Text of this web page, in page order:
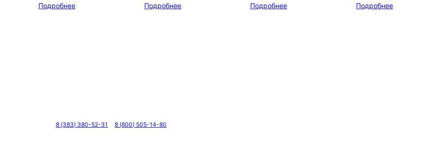
Подробнее Подробнее Подробнее Подробнее
8 (383) 380-52-31 8 (800) 505-14-80